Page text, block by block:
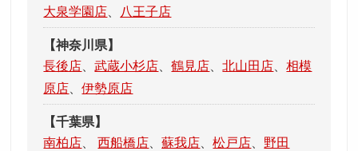
大泉学園店
八王子店
【神奈川県】
長後店 、武蔵小杉店 、鶴見店 、北山田店 、相模
原店 、伊勢原店
【千葉県】
南柏店 、西船橋店 、蘇我店 、松戸店
野田